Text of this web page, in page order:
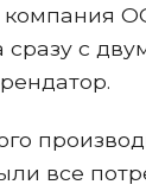
сразу с
все